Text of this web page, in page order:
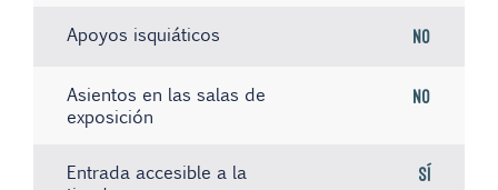
Apoyos isquiáticos No
Asientos en las salas de
exposición
No
Entrada accesible a la
Sí